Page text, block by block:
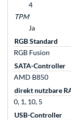
4
TPM
Ja
RGB Standard
RGB Fusion
SATA-Controller
AMD B850
direkt nutzbare
0, 1, 10, 5
USB-Controller